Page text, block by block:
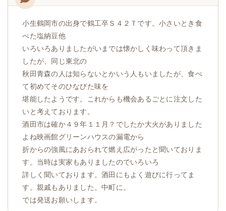
小生鶴岡市の出身で鶴工卒Ｓ４２Ｔです。小さいとき食
べた塩納豆他
いろいろありましたがいまでは懐かしく味わって頂きま
したが、同じ東北の
秋田青森の人は知らないとかいう人もいましたが、食べ
て初めてそのひなびた味を
堪能したようです。これからも機会あるごとに注文した
いと考えております。
酒田市は確か４９年１１月？でしたか大火がありました
よね映画館グリーンハウスの漏電から
折からの強風にあおられて燃え広がったと聞いておりま
す。当時は実家もありましたのでいろいろ
詳しく聞いております。酒田にもよく遊びに行ってま
す。親戚もありました。中町に。
では発送お願いします。